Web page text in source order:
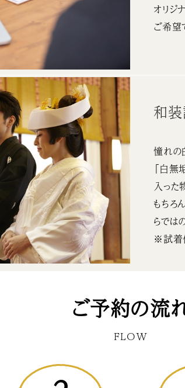
オリジ
ご希望
和
憧れの
「白無
入った
もちろ
らでは
※試着
ご予約の流
FLOW